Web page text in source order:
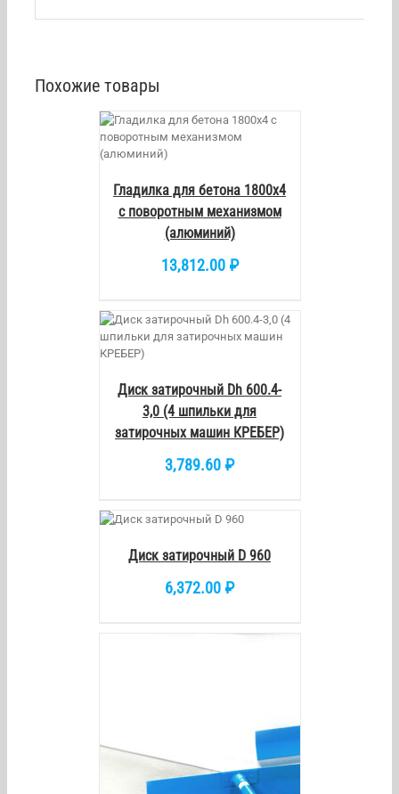
Похожие товары
Гладилка для бетона 1800х4
с поворотным механизмом
(алюминий)
13,812.00 ₽
Диск затирочный Dh 600.4-
3,0 (4 шпильки для
затирочных машин КРЕБЕР)
3,789.60 ₽
Диск затирочный D 960
6,372.00 ₽